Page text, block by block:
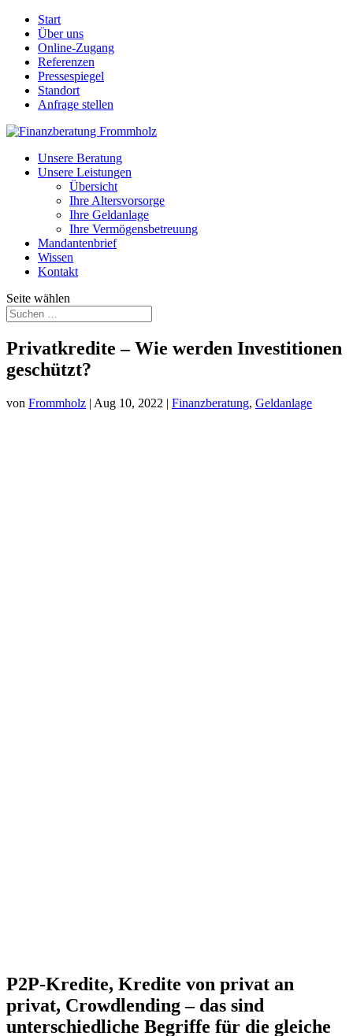
Start
Über uns
Online-Zugang
Referenzen
Pressespiegel
Standort
Anfrage stellen
Unsere Beratung
Unsere Leistungen
Übersicht
Ihre Altersvorsorge
Ihre Geldanlage
Ihre Vermögensbetreuung
Mandantenbrief
Wissen
Kontakt
Seite wählen
Privatkredite – Wie werden Investitionen
geschützt?
von Frommholz | Aug 10, 2022 | Finanzberatung, Geldanlage
P2P-Kredite, Kredite von privat an
privat, Crowdlending – das sind
unterschiedliche Begriffe für die gleiche